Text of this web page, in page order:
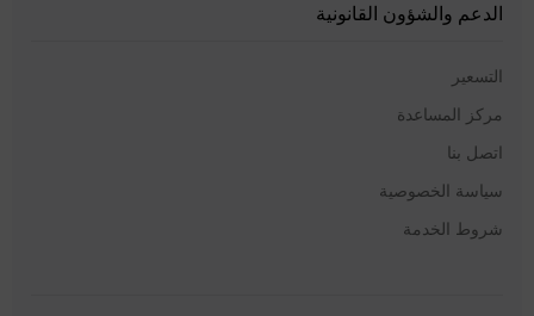
الدعم والشؤون القانونية
التسعير
مركز المساعدة
اتصل بنا
سياسة الخصوصية
شروط الخدمة